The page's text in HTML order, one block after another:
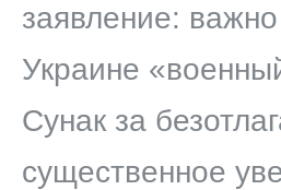
заявление:
Украине
Сунак за
существенное